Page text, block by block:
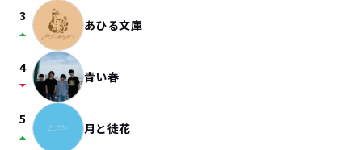
3
arrow_drop_up あひる文庫
4
arrow_drop_down 青い春
5
arrow_drop_up 月と徒花